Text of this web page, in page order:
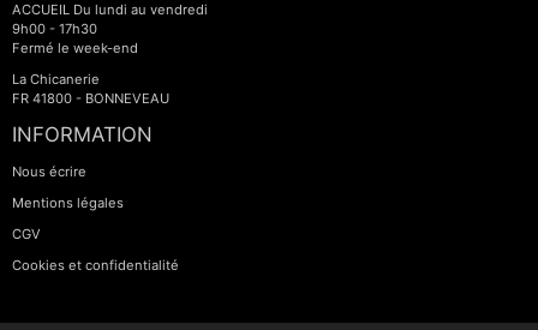
ACCUEIL Du lundi au vendredi
9h00 - 17h30
Fermé le week-end
La Chicanerie
FR 41800 - BONNEVEAU
INFORMATION
Nous écrire
Mentions légales
CGV
Cookies et confidentialité